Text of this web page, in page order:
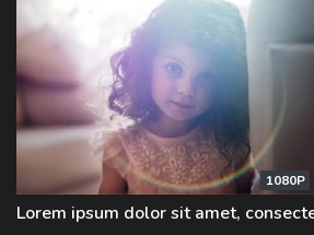
1080P